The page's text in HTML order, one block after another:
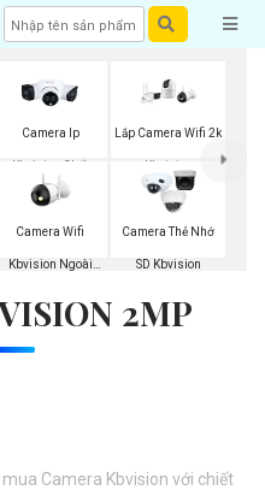
Camera Ip
Kbvision Chất
Lượng
Lắp Camera Wifi 2k
Kbvision
Camera Wifi
Kbvision Ngoài
Camera Thẻ Nhớ
SD Kbvision
2MP
Camera Kbvision với chiết